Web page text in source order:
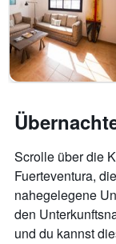
Scrolle über die
Fuerteventura,
nahegelegene
den
und du kannst